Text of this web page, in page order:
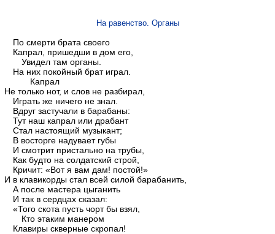
На равенство. Органы
По смерти брата своего
Капрал, пришедши в дом его,
Увидел там органы.
На них покойный брат играл.
Капрал
Не только нот, и слов не разбирал,
Играть же ничего не знал.
Вдруг застучали в барабаны:
Тут наш капрал или драбант
Стал настоящий музыкант;
В восторге надувает губы
И смотрит пристально на трубы,
Как будто на солдатский строй,
Кричит: «Вот я вам дам! постой!»
И в клавикорды стал всей силой барабанить,
А после мастера цыганить
И так в сердцах сказал:
«Того скота пусть чорт бы взял,
Кто этаким манером
Клавиры скверные скропал!